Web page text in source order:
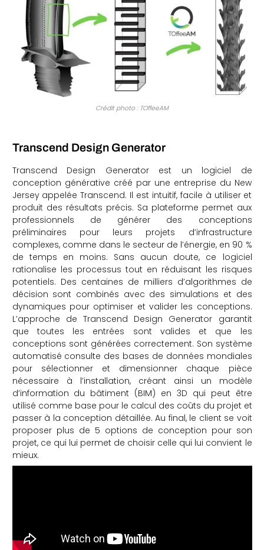
Crédit photo : TOffeeAM
Transcend Design Generator
Transcend Design Generator est un logiciel de
conception générative créé par une entreprise du New
Jersey appelée Transcend. Il est intuitif, facile à utiliser et
produit des résultats précis. Sa plateforme permet aux
professionnels de générer des conceptions
préliminaires pour leurs projets d’infrastructure
complexes, comme dans le secteur de l’énergie, en 90 %
de temps en moins. Sans aucun doute, ce logiciel
rationalise les processus tout en réduisant les risques
potentiels. Des centaines de milliers d’algorithmes de
décision sont combinés avec des simulations et des
dynamiques pour optimiser et valider les conceptions.
L’approche de Transcend Design Generator garantit
que toutes les entrées sont valides et que les
conceptions sont générées correctement. Son système
automatisé consulte des bases de données mondiales
pour sélectionner et dimensionner chaque pièce
nécessaire à l’installation, créant ainsi un modèle
d’information du bâtiment (BIM) en 3D qui peut être
utilisé comme base pour le calcul des coûts du projet et
passer à la conception détaillée. Au final, le client se voit
proposer plus de 5 options de conception pour son
projet, ce qui lui permet de choisir celle qui lui convient le
mieux.